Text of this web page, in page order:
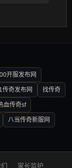
开服发布网
传奇发布网 找传奇
血传奇sf
八当传奇新服网
家长监护